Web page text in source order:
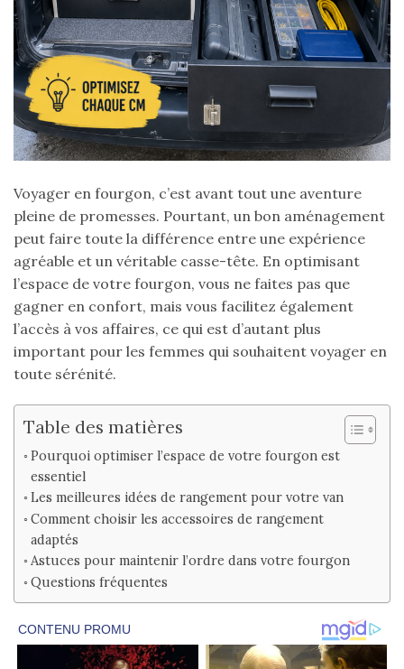
Voyager en fourgon, c’est avant tout une aventure
pleine de promesses. Pourtant, un bon aménagement
peut faire toute la différence entre une expérience
agréable et un véritable casse-tête. En optimisant
l’espace de votre fourgon, vous ne faites pas que
gagner en confort, mais vous facilitez également
l’accès à vos affaires, ce qui est d’autant plus
important pour les femmes qui souhaitent voyager en
toute sérénité.
Table des matières
Pourquoi optimiser l’espace de votre fourgon est
essentiel
Les meilleures idées de rangement pour votre van
Comment choisir les accessoires de rangement
adaptés
Astuces pour maintenir l’ordre dans votre fourgon
Questions fréquentes